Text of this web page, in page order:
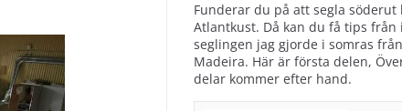
Funderar du på att segla söderut
Atlantkust. Då kan du få tips från
seglingen jag gjorde i somras
Madeira. Här är första delen,
delar kommer efter hand.